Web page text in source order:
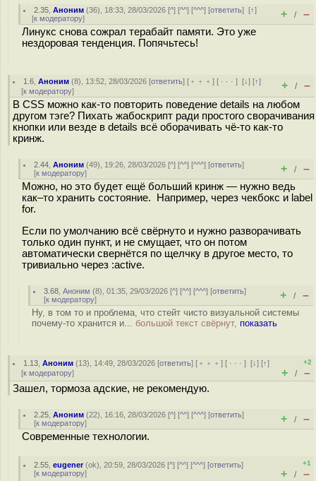
2.35 ,Аноним (36), 18:33, 28/03/2026 [^] [^^] [^^^] [ответить][↑]
[к модератору] + / –
Линукс снова сожрал терабайт памяти. Это уже
нездоровая тенденция. Попячьтесь!
1.6 ,Аноним (8), 13:52, 28/03/2026 [ответить] [ ﹢﹢﹢] [ · · ·][↓] [↑]
[к модератору] + / –
В CSS можно как-то повторить поведение details на любом
другом тэге? Пихать жабоскрипт ради простого сворачивания
кнопки или везде в details всё оборачивать чё-то как-то
кринж.
2.44 ,Аноним (49), 19:26, 28/03/2026 [^] [^^] [^^^] [ответить]
[к модератору] + / –
Можно, но это будет ещё больший кринж — нужно ведь
как–то хранить состояние. Например, через чекбокс и label
for.
Если по умолчанию всё свёрнуто и нужно разворачивать
только один пункт, и не смущает, что он потом
автоматически свернётся по щелчку в другое место, то
тривиально через :active.
3.68 ,Аноним (8), 01:35, 29/03/2026 [^] [^^] [^^^] [ответить]
[к модератору] + / –
Ну, в том то и проблема, что стейт чисто визуальной системы
почему-то хранится и... большой текст свёрнут, показать
1.13 ,Аноним (13), 14:49, 28/03/2026 [ответить] [ ﹢﹢﹢] [ · · ·][↓] [↑]
[к модератору]
+2
+ / –
Зашел, тормоза адские, не рекомендую.
2.25 ,Аноним (22), 16:16, 28/03/2026 [^] [^^] [^^^] [ответить]
[к модератору] + / –
Современные технологии.
2.55 ,eugener(ok), 20:59, 28/03/2026 [^] [^^] [^^^] [ответить]
[к модератору]
+1
+ / –